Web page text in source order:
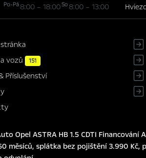
Po-Pá8:00 – 18:00So8:00 – 13:00
vozů 151
Příslušenství
ASTRA HB 1.5 CDTI Financování
splátka bez pojištění 3.990 Kč,